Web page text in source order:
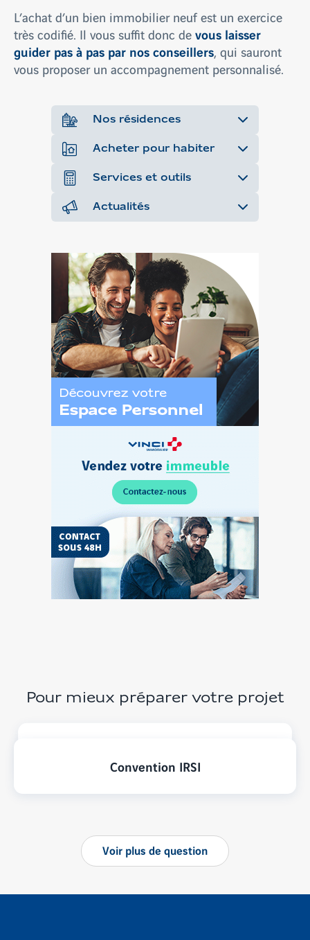
Nos résidences
Acheter pour habiter
Services et outils
Actualités
Personnel
L’achat d’un bien immobilier neuf est un exercice
très codifié. Il vous suffit donc devous laisser
guider pas à pas par nos conseillers, qui sauront
vous proposer un accompagnement personnalisé.
Pour mieux préparer votre projet
Convention IRSI
Voir plus de question